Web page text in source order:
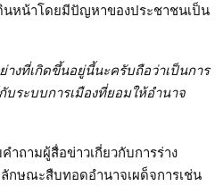
นหน้าโดยมีปัญหาของประชาชนเป็น
างที่เกิดขึ้นอยู่นี้นะครับถือว่าเป็นการ
ระบบการเมืองที่ยอมให้อำนาจ
ำถามผู้สื่อข่าวเกี่ยวกับการร่าง
กษณะสืบทอดอำนาจเผด็จการเช่น